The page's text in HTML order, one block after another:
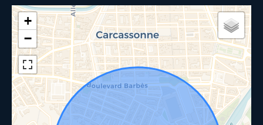
+
−